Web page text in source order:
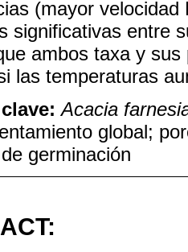
(mayor
significativas entre
ambos taxa y
las temperaturas
clave:Acacia
global;
germinación